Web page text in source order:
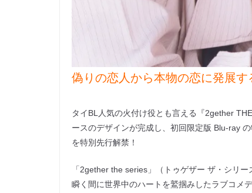
偽りの恋人から本物の恋に発展す
タイBL人気の火付け役とも言える『2gether
ースのデザインが完成し、初回限定版 Blu-ray
を特別先⾏解禁！
「2gether the series」（トゥゲザー ザ・シリ
瞬く間に世界中のハートを鷲掴みしたラブコメ